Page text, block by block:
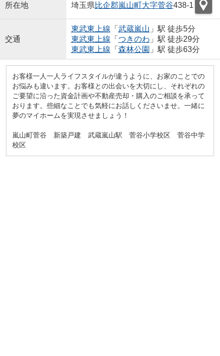
所在地 埼玉県比企郡嵐山町大字菅谷438-1
交通
東武東上線 「 武蔵嵐山 」駅 徒歩5分
東武東上線 「 つきのわ 」駅 徒歩29分
東武東上線 「 森林公園 」駅 徒歩63分
お客様一人一人ライフスタイルが違うように、お家のことでの
お悩みも違います。お客様との出会いを大切にし、それぞれの
ご要望に沿った資金計画や不動産売却・購入のご相談を承って
おります。些細なことでも気軽にお話しくださいませ。一緒に
夢のマイホームを実現させましょう！
嵐山町菅谷 新築戸建 武蔵嵐山駅 菅谷小学校区 菅谷中学
校区